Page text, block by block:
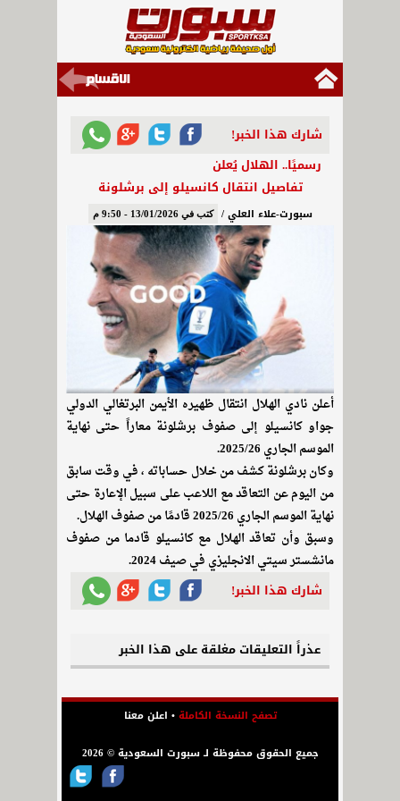
شارك هذا الخبر!
رسميًا.. الهلال يُعلن
تفاصيل انتقال كانسيلو إلى برشلونة
سبورت-علاء العلي / كتب في 13/01/2026 - 9:50 م
أعلن نادي الهلال انتقال ظهيره الأيمن البرتغالي الدولي
جواو كانسيلو إلى صفوف برشلونة معاراً حتى نهاية
الموسم الجاري 2025/26.
وكان برشلونة كشف من خلال حساباته ، في وقت سابق
من اليوم عن التعاقد مع اللاعب على سبيل الإعارة حتى
نهاية الموسم الجاري 2025/26 قادمًا من صفوف الهلال.
وسبق وأن تعاقد الهلال مع كانسيلو قادما من صفوف
مانشستر سيتي الانجليزي في صيف 2024.
شارك هذا الخبر!
عذراً التعليقات مغلقة على هذا الخبر
تصفح النسخة الكاملة• اعلن معنا
جميع الحقوق محفوظة لـ سبورت السعودية © 2026